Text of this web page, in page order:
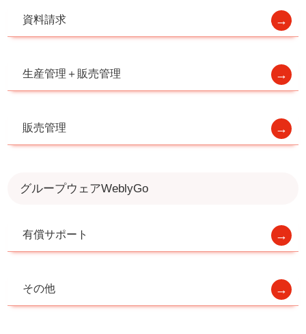
資料請求
生産管理＋販売管理
販売管理
グループウェアWeblyGo
有償サポート
その他